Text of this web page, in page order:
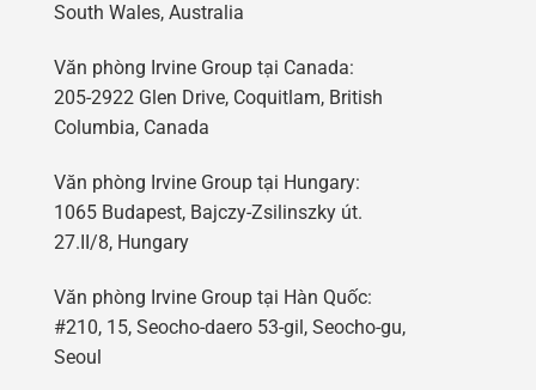
South Wales, Australia
Văn phòng Irvine Group tại Canada:
205-2922 Glen Drive, Coquitlam, British
Columbia, Canada
Văn phòng Irvine Group tại Hungary:
1065 Budapest, Bajczy-Zsilinszky út.
27.II/8, Hungary
Văn phòng Irvine Group tại Hàn Quốc:
#210, 15, Seocho-daero 53-gil, Seocho-gu,
Seoul